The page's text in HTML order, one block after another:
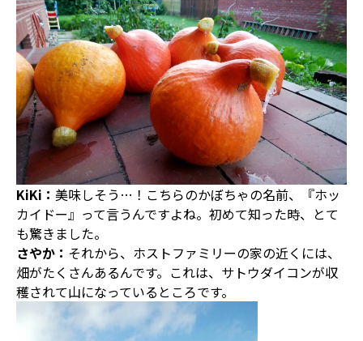
KiKi： 美味しそう…！こちらのかぼちゃの名前、『ホッ
カイドー』って言うんですよね。初めて知った時、とて
も驚きました。
さやか： それから、ホストファミリーの家の近くには、
畑がたくさんあるんです。これは、サトウダイコンが収
穫されて山になっているところです。